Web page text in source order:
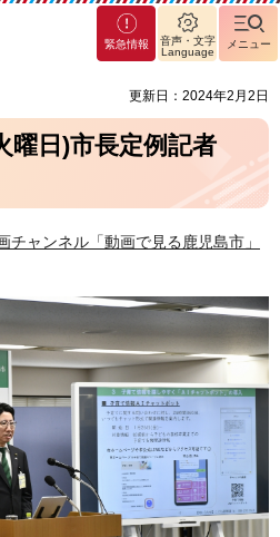
緊急情報
音声・文字
Language
メニュー
更新日：2024年2月2日
曜日)市長定例記者
チャンネル「動画で見る鹿児島市」